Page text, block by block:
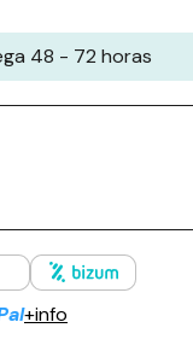
48 - 72 horas
en tu lista de
+info